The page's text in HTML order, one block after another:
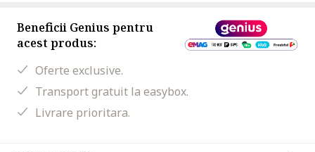
Beneficii Genius pentru
acest produs:
Oferte exclusive.
Transport gratuit la easybox.
Livrare prioritara.